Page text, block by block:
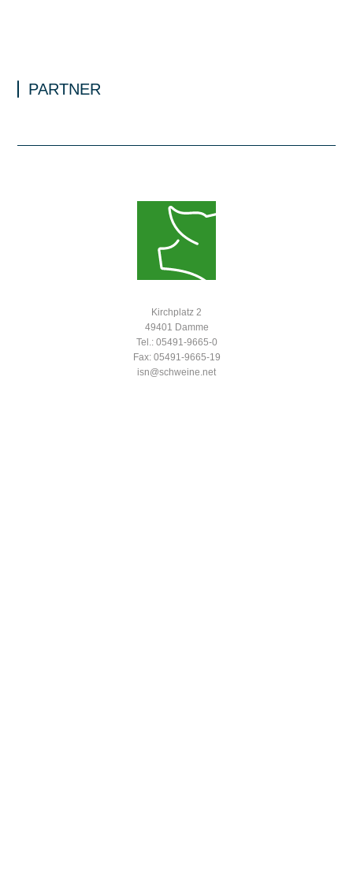
PARTNER
Kirchplatz 2
49401 Damme
Tel.: 05491-9665-0
Fax: 05491-9665-19
isn@schweine.net